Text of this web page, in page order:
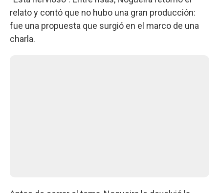
relato y contó que no hubo una gran producción:
fue una propuesta que surgió en el marco de una
charla.